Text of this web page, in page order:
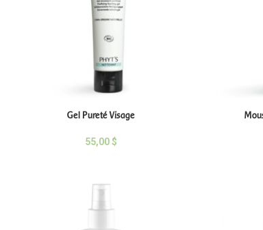
Gel Pureté Visage
55,00$